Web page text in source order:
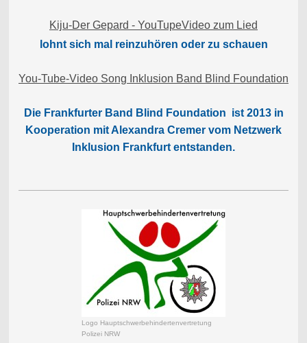
Kiju-Der Gepard - YouTupeVideo zum Lied
lohnt sich mal reinzuhören oder zu schauen
You-Tube-Video Song Inklusion Band Blind Foundation
Die Frankfurter Band Blind Foundation ist 2013 in
Kooperation mit Alexandra Cremer vom Netzwerk
Inklusion Frankfurt entstanden.
Logo Hauptschwerbehindertenvertretung
Polizei NRW